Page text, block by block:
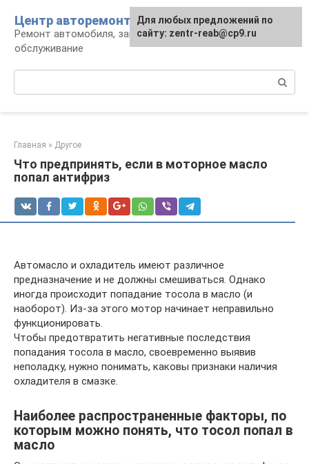
контенту
Центр авторемонта
Ремонт автомобиля, запчасти и
обслуживание
Главная » Другое
Что предпринять, если в моторное масло
попал антифриз
Автомасло и охладитель имеют различное
предназначение и не должны смешиваться. Однако
иногда происходит попадание тосола в масло (и
наоборот). Из-за этого мотор начинает неправильно
функционировать.
Чтобы предотвратить негативные последствия
попадания тосола в масло, своевременно выявив
неполадку, нужно понимать, каковы признаки наличия
охладителя в смазке.
Наиболее распространенные факторы, по
которым можно понять, что тосол попал в
масло
Для любых предложений по
сайту: zentr-reab@cp9.ru